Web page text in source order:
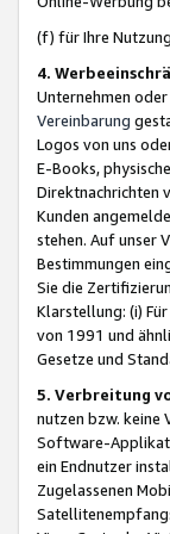
(f) für Ihre
4.
Unternehmen
Vereinbarung
Logos von uns
E-Books,
Direktnachrichten
Kunden
stehen. Auf unser
Bestimmungen
Sie die
Klarstellung: (i)
von 1991 und
Gesetze und
5. Verbreitung
nutzen bzw. keine
Software-
ein Endnutzer
Zugelassenen